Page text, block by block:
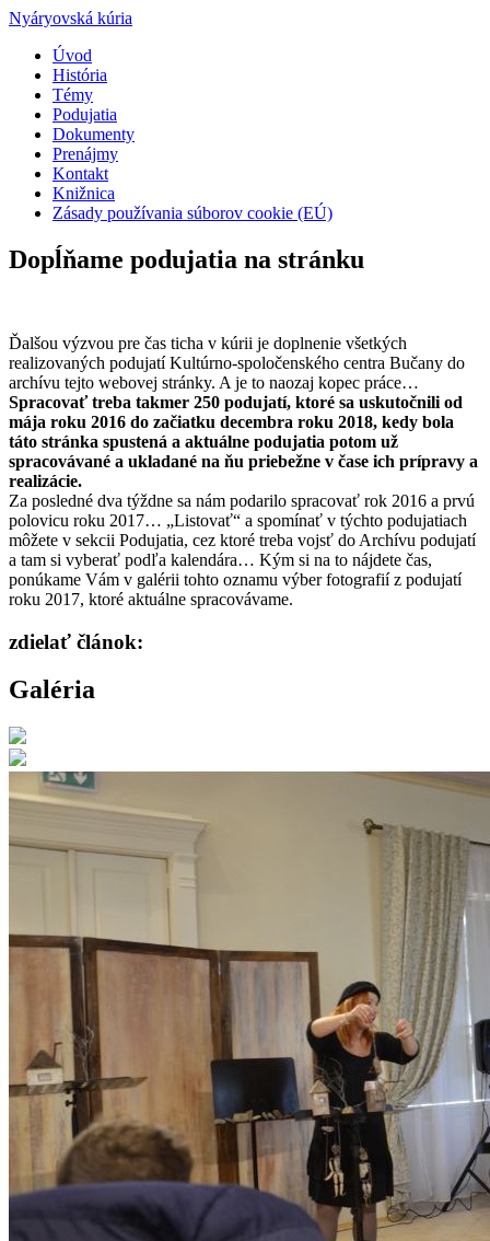
Nyáryovská kúria
Úvod
História
Témy
Podujatia
Dokumenty
Prenájmy
Kontakt
Knižnica
Zásady používania súborov cookie (EÚ)
Dopĺňame podujatia na stránku
Ďalšou výzvou pre čas ticha v kúrii je doplnenie všetkých
realizovaných podujatí Kultúrno-spoločenského centra Bučany do
archívu tejto webovej stránky. A je to naozaj kopec práce…
Spracovať treba takmer 250 podujatí, ktoré sa uskutočnili od
mája roku 2016 do začiatku decembra roku 2018, kedy bola
táto stránka spustená a aktuálne podujatia potom už
spracovávané a ukladané na ňu priebežne v čase ich prípravy a
realizácie.
Za posledné dva týždne sa nám podarilo spracovať rok 2016 a prvú
polovicu roku 2017… „Listovať“ a spomínať v týchto podujatiach
môžete v sekcii Podujatia, cez ktoré treba vojsť do Archívu podujatí
a tam si vyberať podľa kalendára… Kým si na to nájdete čas,
ponúkame Vám v galérii tohto oznamu výber fotografií z podujatí
roku 2017, ktoré aktuálne spracovávame.
zdielať článok:
Galéria